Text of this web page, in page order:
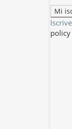
policy